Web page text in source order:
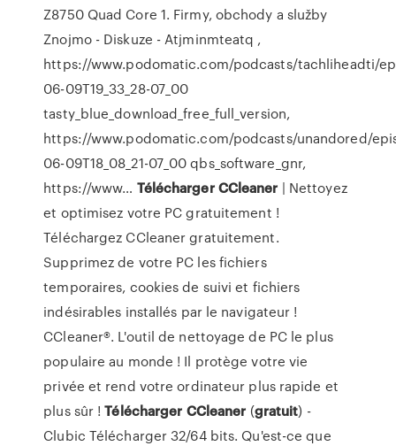
Z8750 Quad Core 1. Firmy, obchody a služby
Znojmo - Diskuze - Atjminmteatq ,
https://www.podomatic.com/podcasts/tachliheadti/
06-09T19_33_28-07_00
tasty_blue_download_free_full_version,
https://www.podomatic.com/podcasts/unandored/
06-09T18_08_21-07_00 qbs_software_gnr,
https://www… Télécharger CCleaner | Nettoyez
et optimisez votre PC gratuitement !
Téléchargez CCleaner gratuitement.
Supprimez de votre PC les fichiers
temporaires, cookies de suivi et fichiers
indésirables installés par le navigateur !
CCleaner®. L'outil de nettoyage de PC le plus
populaire au monde ! Il protège votre vie
privée et rend votre ordinateur plus rapide et
plus sûr !Télécharger CCleaner (gratuit) -
Clubic Télécharger 32/64 bits. Qu'est-ce que